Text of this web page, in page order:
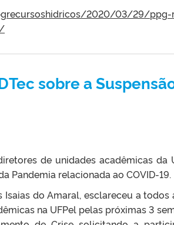
2020/03/29/ppg-
sobre a
de unidades acadêmicas da
Pandemia relacionada ao COVID-19.
do Amaral, esclareceu a
na UFPel pelas próximas 3